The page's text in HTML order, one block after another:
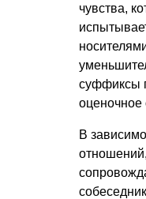
чувства,
суффиксы
оценочное
В